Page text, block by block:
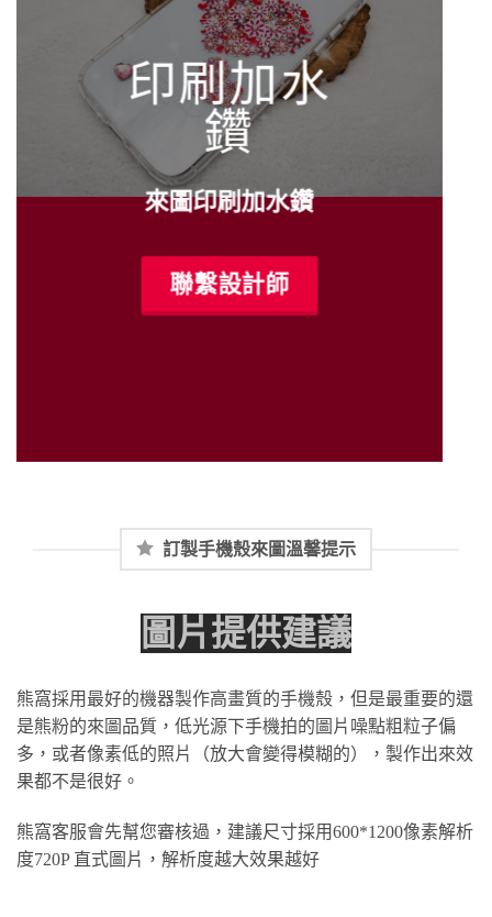
印刷加水
鑽
來圖印刷加水鑽
聯繫設計師
訂製手機殼來圖溫馨提示
圖片提供建議
熊窩採用最好的機器製作高畫質的手機殼，但是最重要的還
是熊粉的來圖品質，低光源下手機拍的圖片噪點粗粒子偏
多，或者像素低的照片（放大會變得模糊的），製作出來效
果都不是很好。
熊窩客服會先幫您審核過，建議尺寸採用600*1200像素解析
度720P 直式圖片，解析度越大效果越好